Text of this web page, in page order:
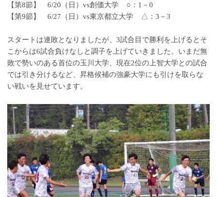
【第8節】 6/20（日）vs創価大学 ○：1－0
【第9節】 6/27（日）vs東京都立大学 △：3－3
スタートは連敗となりましたが、3試合目で勝利を上げるとそ
こからは6試合負けなしと調子を上げていきました。いまだ無
敗で勢いのある首位の玉川大学、現在2位の上智大学との試合
では引き分けるなど、昇格候補の強豪大学にも引けを取らな
い戦いを見せています。